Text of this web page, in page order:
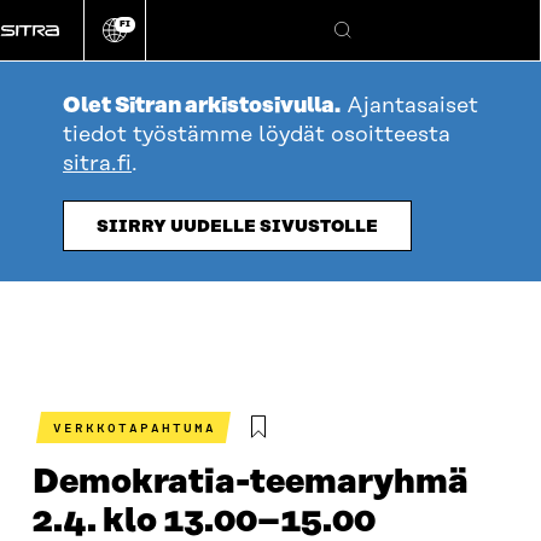
suoraan
sisältöön
Vaihda
kieli
FI
Hae
Olet Sitran arkistosivulla. Ajantasaiset
tiedot työstämme löydät osoitteesta
sitra.fi.
SIIRRY UUDELLE SIVUSTOLLE
VERKKOTAPAHTUMA
Demokratia-teemaryhmä
2.4. klo 13.00–15.00